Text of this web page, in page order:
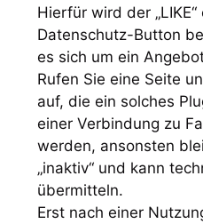
Hierfür wird der „LIKE“
Datenschutz-Button
es sich um ein
Rufen Sie eine Seite
auf, die ein solches
einer Verbindung zu
werden, ansonsten
„inaktiv“ und kann
übermitteln.
Erst nach einer